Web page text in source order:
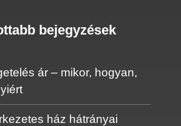
bejegyzések
ár – mikor, hogyan,
ház hátrányai